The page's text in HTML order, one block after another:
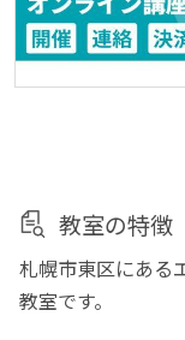
教室の特徴
札幌市東区にある
教室です。